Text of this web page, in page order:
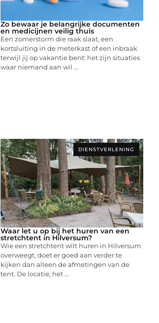
Zo bewaar je belangrijke documenten
en medicijnen veilig thuis
Een zomerstorm die raak slaat, een
kortsluiting in de meterkast of een inbraak
terwijl jij op vakantie bent: het zijn situaties
waar niemand aan wil ...
DIENSTVERLENING
Waar let u op bij het huren van een
stretchtent in Hilversum?
Wie een stretchtent wilt huren in Hilversum
overweegt, doet er goed aan verder te
kijken dan alleen de afmetingen van de
tent. De locatie, het ...